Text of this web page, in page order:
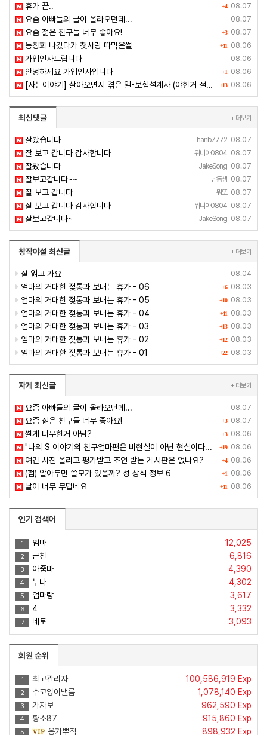
+4 08.07
휴가 끝..
08.07
요즘 아빠들의 글이 올라오던데...
+3 08.07
요즘 젊은 친구들 너무 좋아요!
+11 08.06
동창회 나갔다가 첫사랑 따먹은썰
08.06
가입인사드립니다
+1 08.06
안녕하세요 가입인사입니다
+13 08.06
[사는이야기] 살아오면서 겪은 일-보험설계사 (야한거 절대 없음-쓸줄 모름)
최신댓글 + 더보기
hanb7772 08.07
잘봤습니다
위니아0804 08.07
잘 보고 갑니다 감사합니다
JakeSong 08.07
잘봤습니다
남동생 08.07
잘보고갑니다~~
뭐또 08.07
잘 보고 갑니다
위니아0804 08.07
잘 보고 갑니다 감사합니다
JakeSong 08.07
잘보고갑니다~
창작야설 최신글 + 더보기
08.04
잘 읽고 가요
+6 08.03
엄마의 거대한 젖통과 보내는 휴가 - 06
+10 08.03
엄마의 거대한 젖통과 보내는 휴가 - 05
+11 08.03
엄마의 거대한 젖통과 보내는 휴가 - 04
+13 08.03
엄마의 거대한 젖통과 보내는 휴가 - 03
+12 08.03
엄마의 거대한 젖통과 보내는 휴가 - 02
+22 08.03
엄마의 거대한 젖통과 보내는 휴가 - 01
자게 최신글 + 더보기
08.07
요즘 아빠들의 글이 올라오던데...
+3 08.07
요즘 젊은 친구들 너무 좋아요!
+3 08.06
썰게 너무한거 아님?
+19 08.06
"나의 S 이야기의 친구엄마편은 비현실이 아닌 현실이다...
+4 08.06
여긴 사진 올리고 평가받고 조언 받는 게시판은 없나요?
+1 08.06
(펌) 알아두면 쓸모가 있을까? 성 상식 정보 6
+11 08.06
날이 너무 무덥네요
인기 검색어
12,025
1
엄마
6,816
2
근친
4,390
3
아줌마
4,302
4
누나
3,617
5
엄마랑
3,332
6
4
3,093
7 네토
회원 순위
100,586,919 Exp
1
최고관리자
1,078,140 Exp
2
수코양이낼름
962,590 Exp
3
가자보
915,860 Exp
4
황소87
898,932 Exp
5 응가뿌직